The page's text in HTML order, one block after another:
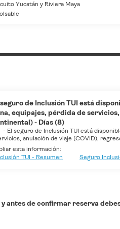
Yucatán y Riviera Maya
de Inclusión TUI está
equipajes, pérdida de
- Días (8)
- El seguro de Inclusión TUI está
anulación de viaje (COVID),
esta información:
TUI - Resumen
Seguro
antes de confirmar reserva